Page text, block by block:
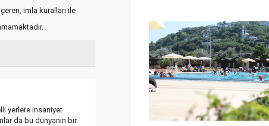
imla kuralları ile
yerlere insaniyet
da bu dünyanın bir